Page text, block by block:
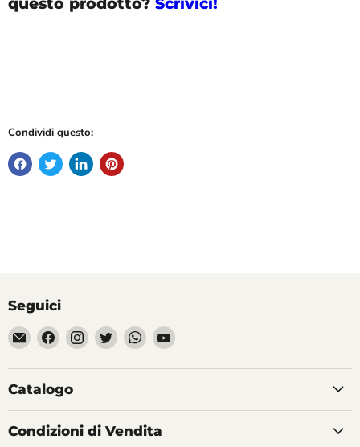
Condividi questo:
Seguici
Email
Divertilandia.it
Trovaci
su
Facebook
Trovaci
su
Instagram
Trovaci
su
Twitter
Trovaci
su
WhatsApp
Trovaci
YouTube
Catalogo
Condizioni di Vendita